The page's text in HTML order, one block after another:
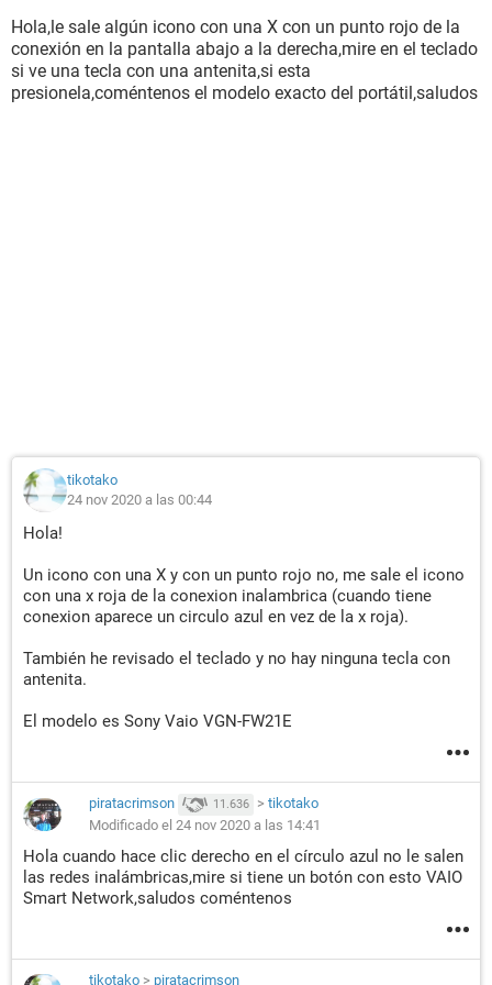
conexion de red inalambrica mientras los medios esten
desconectados. Lo mismo para la conexion de Red de
Bluetooth.
Hola,le sale algún icono con una X con un punto rojo de la
conexión en la pantalla abajo a la derecha,mire en el teclado
si ve una tecla con una antenita,si esta
presionela,coméntenos el modelo exacto del portátil,saludos
tikotako
24 nov 2020 a las 00:44
Hola!
Un icono con una X y con un punto rojo no, me sale el icono
con una x roja de la conexion inalambrica (cuando tiene
conexion aparece un circulo azul en vez de la x roja).
También he revisado el teclado y no hay ninguna tecla con
antenita.
El modelo es Sony Vaio VGN-FW21E
piratacrimson 11.636 > tikotako
Modificado el 24 nov 2020 a las 14:41
Hola cuando hace clic derecho en el círculo azul no le salen
las redes inalámbricas,mire si tiene un botón con esto VAIO
Smart Network,saludos coméntenos
tikotako > piratacrimson